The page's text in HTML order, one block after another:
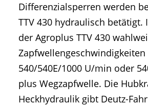
Differenzialsperren werden
TTV 430 hydraulisch betätigt.
der Agroplus TTV 430
Zapfwellengeschwindigkeiten
540/540E/1000 U/min oder
plus Wegzapfwelle. Die
Heckhydraulik gibt Deutz-